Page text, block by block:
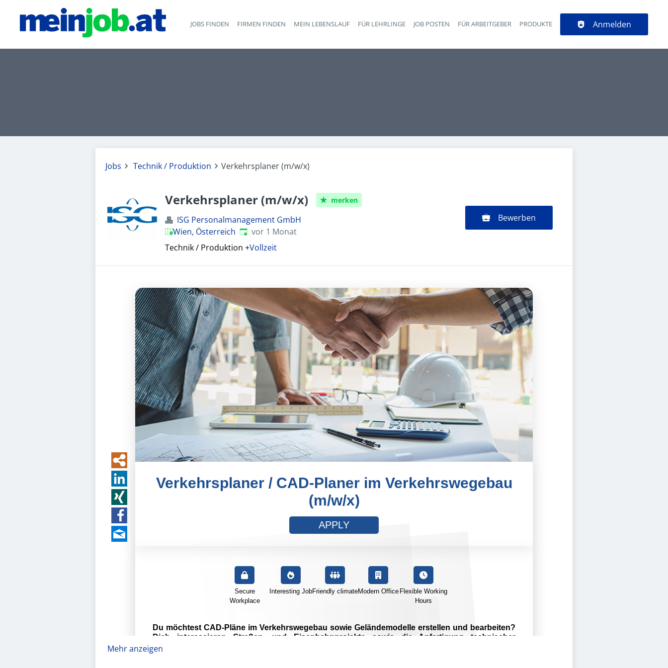
Haupt-Navigation
JOBS FINDEN FIRMEN FINDEN MEIN LEBENSLAUF FÜR LEHRLINGE JOB POSTEN FÜR ARBEITGEBER PRODUKTE Anmelden
Jobs Technik / Produktion Verkehrsplaner (m/w/x)
Verkehrsplaner (m/w/x) merken
ISG Personalmanagement GmbH
Wien, Österreich Veröffentlicht:
vor 1 Monat
Technik / Produktion +Vollzeit
Bewerben
Mehr anzeigen